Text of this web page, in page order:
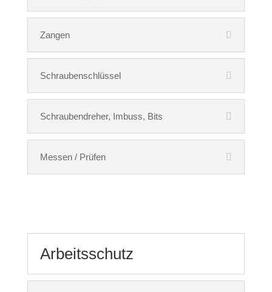
Zangen
Schraubenschlüssel
Schraubendreher, Imbuss, Bits
Messen / Prüfen
Arbeitsschutz